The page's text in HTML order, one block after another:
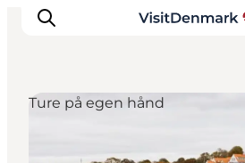
Inspiration
Ture på egen hånd